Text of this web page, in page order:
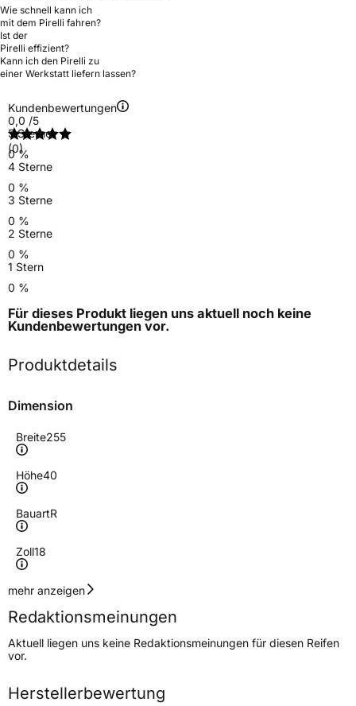
Wie schnell kann ich
mit dem Pirelli fahren?
Ist der
Pirelli effizient?
Kann ich den Pirelli zu
einer Werkstatt liefern lassen?
Kundenbewertungen
0,0 /5
(0)
5 Sterne
0 %
4 Sterne
0 %
3 Sterne
0 %
2 Sterne
0 %
1 Stern
0 %
Für dieses Produkt liegen uns aktuell noch keine
Kundenbewertungen vor.
Produktdetails
Dimension
Breite255
Höhe40
BauartR
Zoll18
Geschwindigkeitsindex
Höchstgeschwindigkeit
300 km/h
Lastindex95
Höchstlast690 kg
mehr anzeigen
Redaktionsmeinungen
Aktuell liegen uns keine Redaktionsmeinungen für diesen Reifen
vor.
Herstellerbewertung